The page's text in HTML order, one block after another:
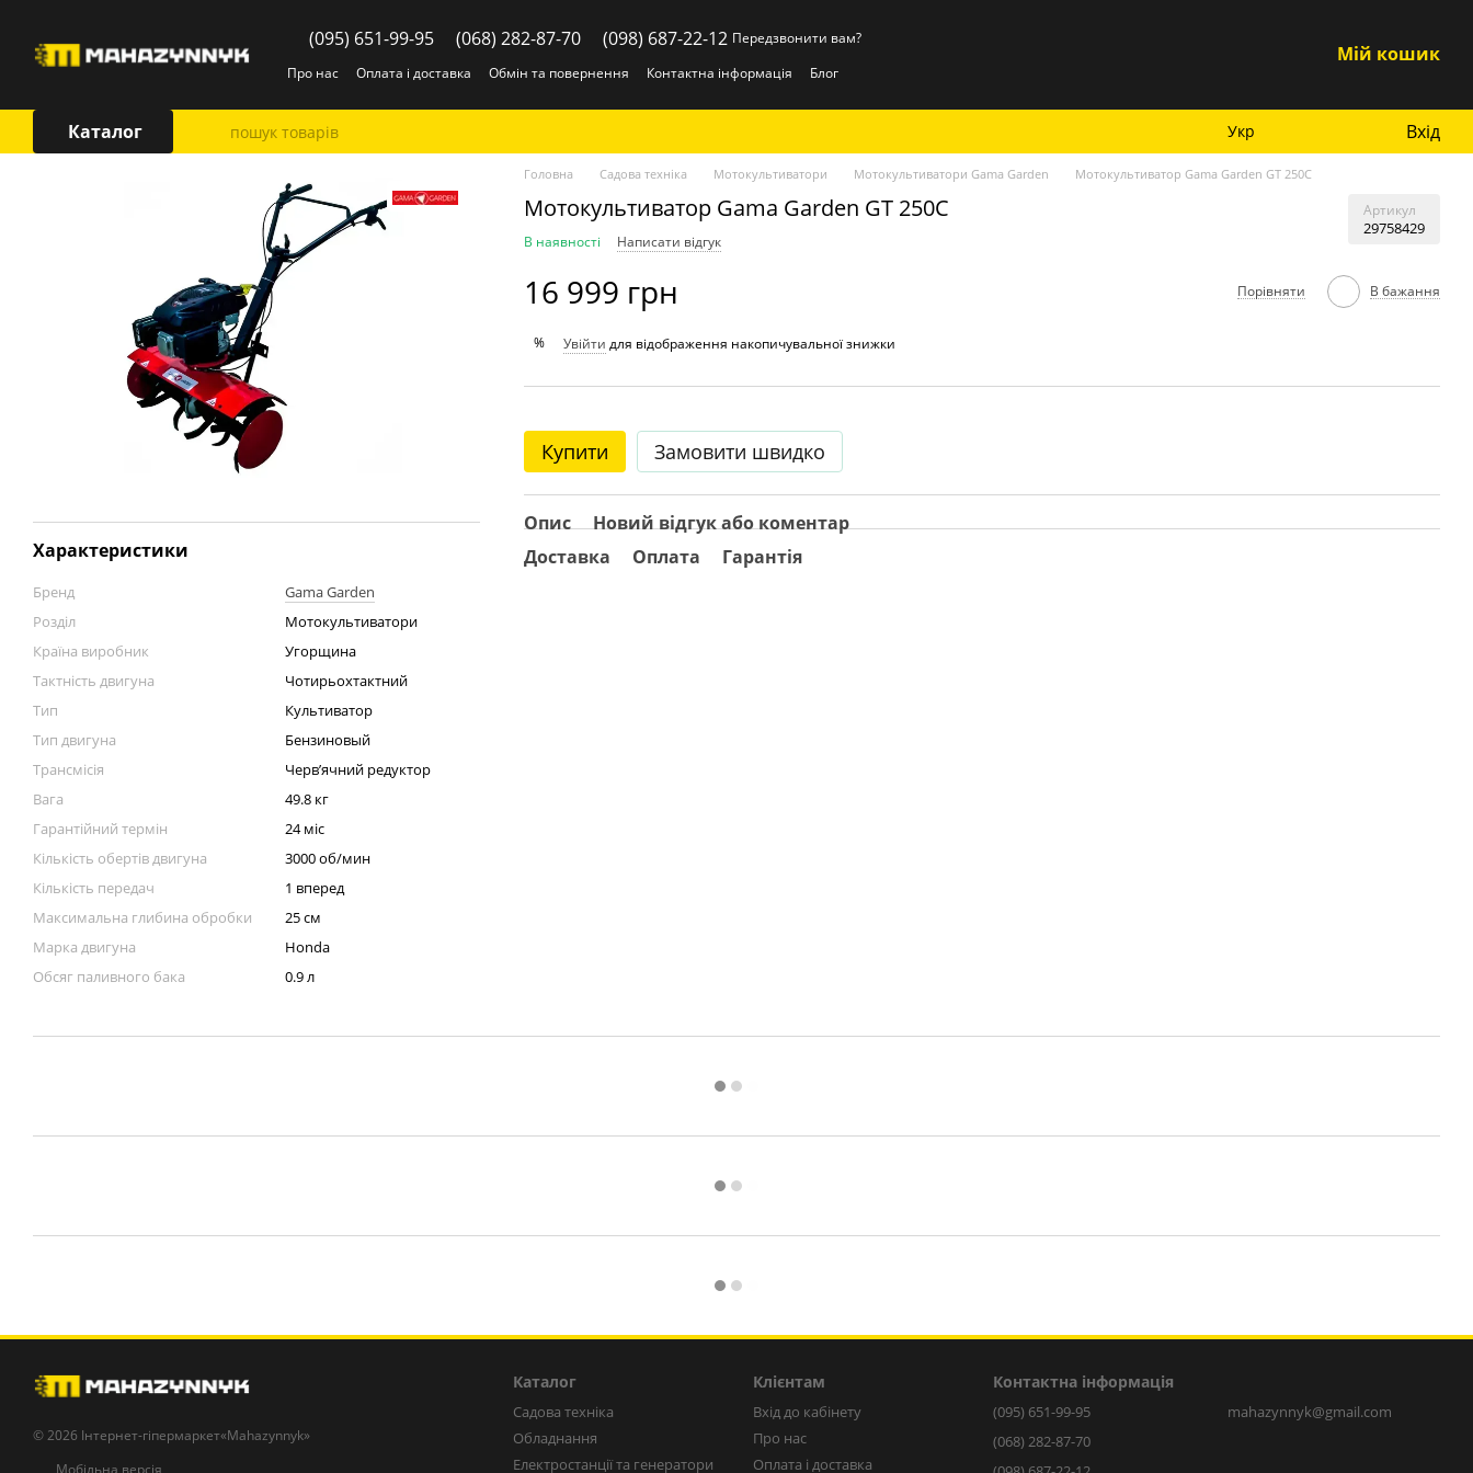
(095) 651-99-95 (068) 282-87-70 (098) 687-22-12 Передзвонити вам?
Про нас
Оплата і доставка Обмін та повернення Контактна інформація Блог
Мій кошик
Каталог Укр Вхід
Характеристики
Бренд
Gama Garden
Розділ
Мотокультиватори
Країна виробник
Угорщина
Тактність двигуна
Чотирьохтактний
Тип
Культиватор
Тип двигуна
Бензиновый
Трансмісія
Черв’ячний редуктор
Вага
49.8 кг
Гарантійний термін
24 міс
Кількість обертів двигуна
3000 об/мин
Кількість передач
1 вперед
Максимальна глибина обробки
25 см
Марка двигуна
Honda
Обсяг паливного бака
0.9 л
Головна Садова техніка Мотокультиватори Мотокультиватори Gama Garden Мотокультиватор Gama Garden GT 250C
Мотокультиватор Gama Garden GT 250C Артикул
29758429
В наявності Написати відгук
16 999 грн Порівняти В бажання
% Увійти для відображення накопичувальної знижки
Купити Замовити швидко
Опис
Новий відгук або коментар
Доставка
Оплата Гарантія
© 2026 Інтернет-гіпермаркет«Mahazynnyk»
Мобільна версія
Каталог
Садова техніка
Обладнання
Електростанції та генератори
Клієнтам
Вхід до кабінету
Про нас
Оплата і доставка
Контактна інформація
(095) 651-99-95
(068) 282-87-70
mahazynnyk@gmail.com